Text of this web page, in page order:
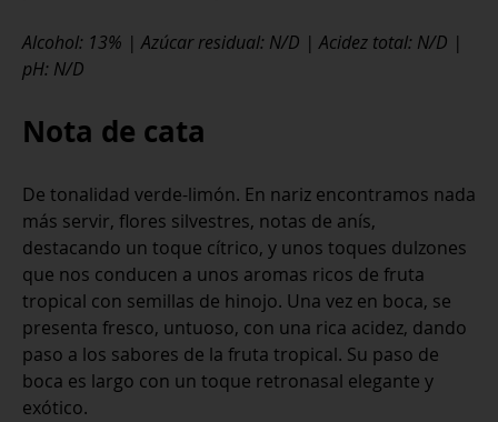
Alcohol: 13% | Azúcar residual: N/D | Acidez total: N/D |
pH: N/D
Nota de cata
De tonalidad verde-limón. En nariz encontramos nada
más servir, flores silvestres, notas de anís,
destacando un toque cítrico, y unos toques dulzones
que nos conducen a unos aromas ricos de fruta
tropical con semillas de hinojo. Una vez en boca, se
presenta fresco, untuoso, con una rica acidez, dando
paso a los sabores de la fruta tropical. Su paso de
boca es largo con un toque retronasal elegante y
exótico.